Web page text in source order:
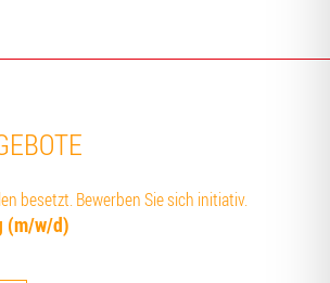
besetzt. Bewerben Sie sich initiativ.
(m/w/d)